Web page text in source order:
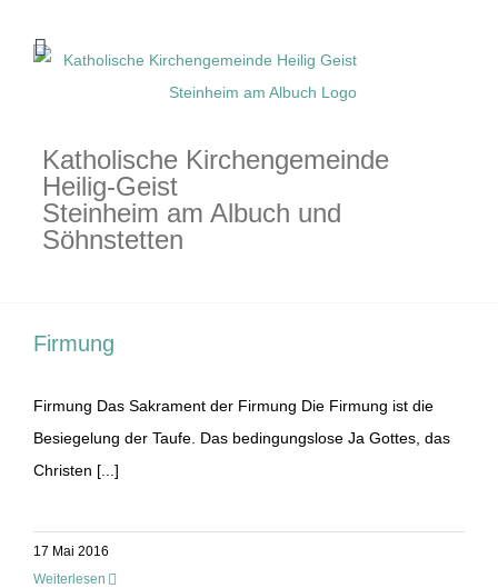
Inhalt
Katholische Kirchengemeinde
Heilig-Geist
Steinheim am Albuch und
Söhnstetten
Firmung
Firmung Das Sakrament der Firmung Die Firmung ist die
Besiegelung der Taufe. Das bedingungslose Ja Gottes, das
Christen [...]
17 Mai 2016
Weiterlesen